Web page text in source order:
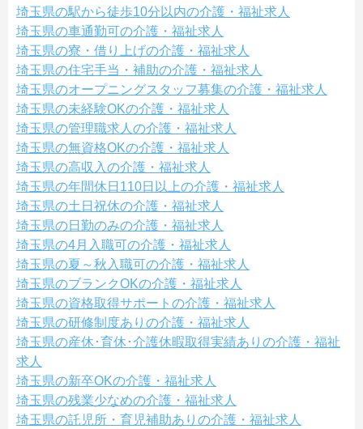
埼玉県の駅から徒歩10分以内の介護・福祉求人
埼玉県の車通勤可の介護・福祉求人
埼玉県の寮・借り上げの介護・福祉求人
埼玉県の住宅手当・補助の介護・福祉求人
埼玉県のオープニングスタッフ募集の介護・福祉求人
埼玉県の未経験OKの介護・福祉求人
埼玉県の管理職求人の介護・福祉求人
埼玉県の無資格OKの介護・福祉求人
埼玉県の高収入の介護・福祉求人
埼玉県の年間休日110日以上の介護・福祉求人
埼玉県の土日祝休の介護・福祉求人
埼玉県の日勤のみの介護・福祉求人
埼玉県の4月入職可の介護・福祉求人
埼玉県の夏～秋入職可の介護・福祉求人
埼玉県のブランクOKの介護・福祉求人
埼玉県の資格取得サポートの介護・福祉求人
埼玉県の研修制度ありの介護・福祉求人
埼玉県の産休･育休･介護休暇取得実績ありの介護・福祉
求人
埼玉県の新卒OKの介護・福祉求人
埼玉県の残業少なめの介護・福祉求人
埼玉県の託児所・育児補助ありの介護・福祉求人